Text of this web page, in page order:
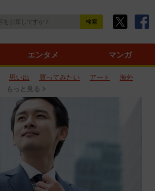
エンタメ マンガ
思い出 買ってみたい アート
海外
もっと見る